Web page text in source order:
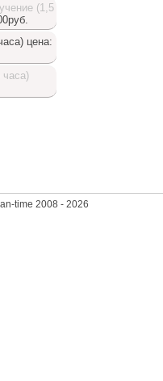
(1,5
цена:
часа)
time 2008 - 2026